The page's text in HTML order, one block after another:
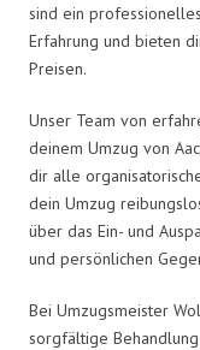
sind ein
Erfahrung und bieten
Preisen.
Unser Team von
deinem Umzug von
dir alle
dein Umzug
über das Ein- und
und persönlichen
Bei Umzugsmeister
sorgfältige